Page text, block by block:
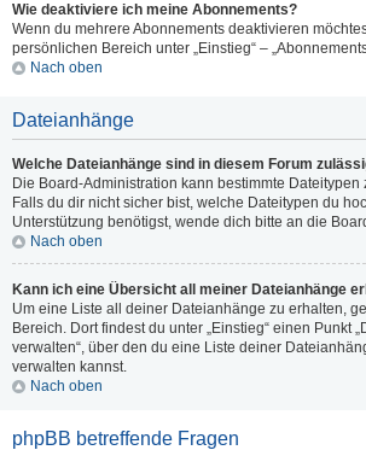
Wie deaktiviere ich meine Abonnements?
Wenn du mehrere Abonnements deaktivieren
persönlichen Bereich unter „Einstieg“ –
Nach oben
Dateianhänge
Welche Dateianhänge sind in diesem Forum
Die Board-Administration kann bestimmte
Falls du dir nicht sicher bist, welche Dateitypen du
Unterstützung benötigst, wende dich bitte an die
Nach oben
Kann ich eine Übersicht all meiner Dateianhänge
Um eine Liste all deiner Dateianhänge zu erhalten,
Bereich. Dort findest du unter „Einstieg“ einen Punkt
verwalten“, über den du eine Liste deiner
verwalten kannst.
Nach oben
phpBB betreffende Fragen